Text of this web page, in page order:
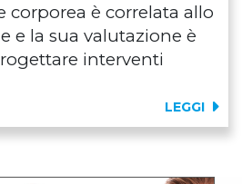
corporea è correlata allo
e la sua valutazione è
interventi
LEGGI